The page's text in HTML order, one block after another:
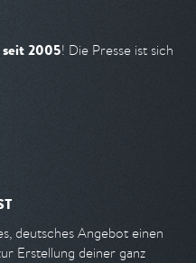
seit 2005! Die Presse ist sich
deutsches Angebot einen
Erstellung deiner ganz